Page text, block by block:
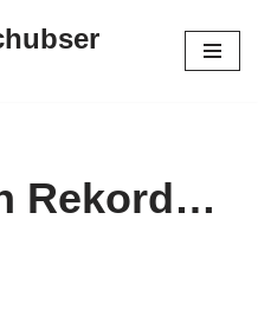
Rekord…